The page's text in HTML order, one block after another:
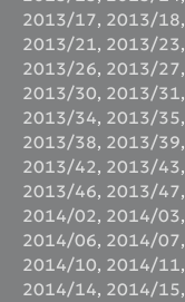
2013/17, 2013/18,
2013/21, 2013/23,
2013/26, 2013/27,
2013/30, 2013/31,
2013/34, 2013/35,
2013/38, 2013/39,
2013/42, 2013/43,
2013/46, 2013/47,
2014/02, 2014/03,
2014/06, 2014/07,
2014/10, 2014/11,
2014/14, 2014/15,